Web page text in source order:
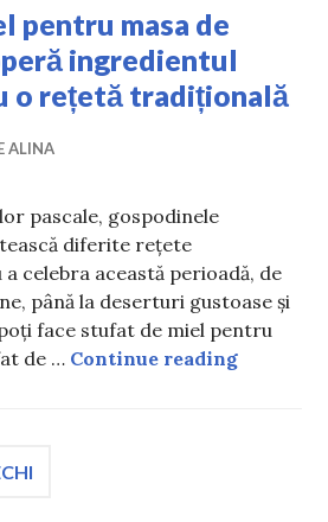
pentru masa de
ingredientul
o rețetă tradițională
ALINA
pascale, gospodinele
diferite rețete
celebra această perioadă, de
până la deserturi gustoase și
face stufat de miel pentru
de … Continue readingStufat